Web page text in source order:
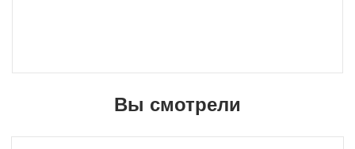
Вы смотрели